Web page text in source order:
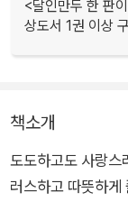
<달인만두 한 판
상도서 1권 이상
책소개
도도하고도 사랑스
러스하고 따뜻하게